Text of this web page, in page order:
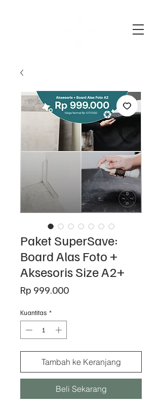
Paket SuperSave:
Board Alas Foto +
Aksesoris Size A2+
Rp 999.000Harga
Kuantitas *
Tambah ke Keranjang
Beli Sekarang